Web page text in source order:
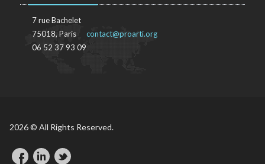
7 rue Bachelet
75018, Paris
06 52 37 93 09
contact@proarti.org
2026 © All Rights Reserved.